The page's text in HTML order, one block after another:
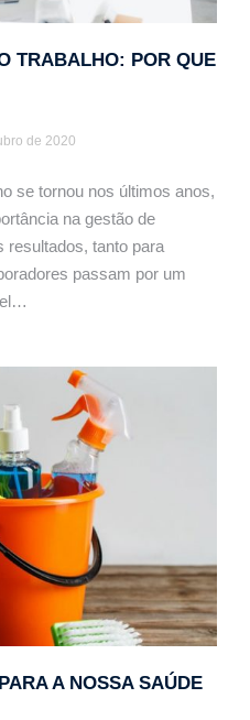
TRABALHO: POR QUE
de 2020
se tornou nos últimos anos,
na gestão de
resultados, tanto para
passam por um
A NOSSA SAÚDE